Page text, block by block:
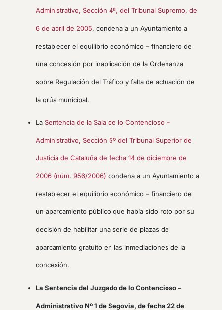
Administrativo, Sección 4ª, del Tribunal Supremo, de
6 de abril de 2005, condena a un Ayuntamiento a
restablecer el equilibrio económico – financiero de
una concesión por inaplicación de la Ordenanza
sobre Regulación del Tráfico y falta de actuación de
la grúa municipal.
La Sentencia de la Sala de lo Contencioso –
Administrativo, Sección 5º del Tribunal Superior de
Justicia de Cataluña de fecha 14 de diciembre de
2006 (núm. 956/2006) condena a un Ayuntamiento a
restablecer el equilibrio económico – financiero de
un aparcamiento público que había sido roto por su
decisión de habilitar una serie de plazas de
aparcamiento gratuito en las inmediaciones de la
concesión.
La Sentencia del Juzgado de lo Contencioso –
Administrativo Nº 1 de Segovia, de fecha 22 de